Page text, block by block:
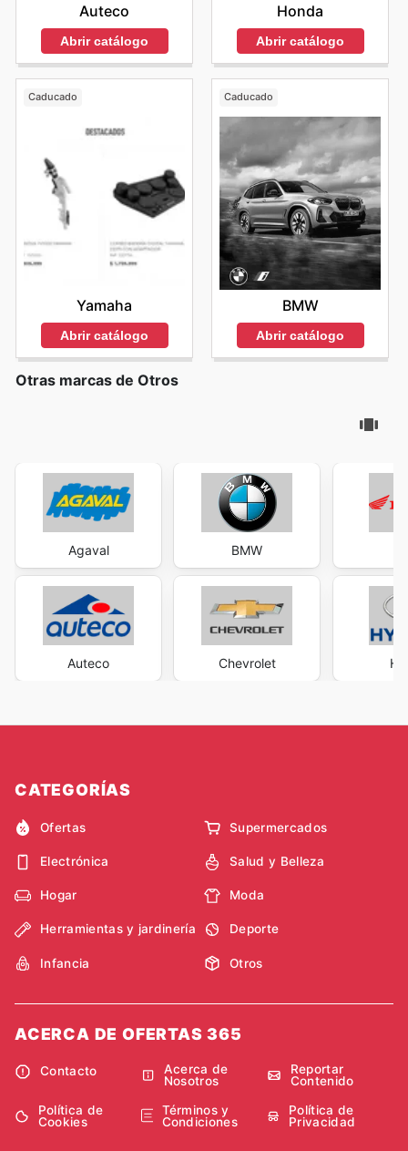
Auteco
Abrir catálogo
Honda
Abrir catálogo
Caducado
Yamaha
Abrir catálogo
Caducado
BMW
Abrir catálogo
Otras marcas de Otros
Agaval
Auteco
BMW
Chevrolet
CATEGORÍAS
Ofertas Supermercados
Electrónica Salud y Belleza
Hogar Moda
Herramientas y jardinería Deporte
Infancia Otros
ACERCA DE OFERTAS 365
Contacto
Acerca de
Nosotros
Reportar
Contenido
Política de
Cookies
Términos y
Condiciones
Política de
Privacidad